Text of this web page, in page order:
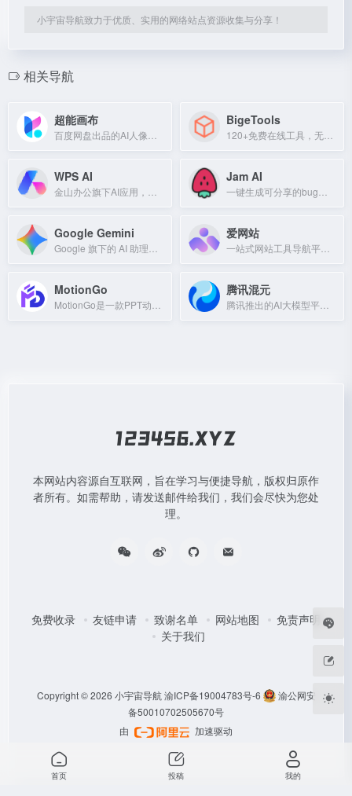
小宇宙导航致力于优质、实用的网络站点资源收集与分享！
相关导航
超能画布 BigeTools
WPS AI Jam AI
Google Gemini 爱网站
MotionGo 腾讯混元
本网站内容源自互联网，旨在学习与便捷导航，版权归原作
者所有。如需帮助，请发送邮件给我们，我们会尽快为您处
理。
免费收录 友链申请 致谢名单 网站地图
免责声明
关于我们
Copyright © 2026 小宇宙导航 渝ICP备19004783号-6
渝公网安
备50010702505670号
由
加速驱动
首页 投稿 我的